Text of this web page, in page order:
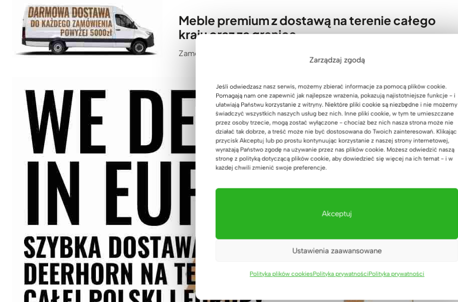
Zarządzaj zgodą
Jeśli odwiedzasz nasz serwis, możemy zbierać informacje za pomocą plików cookie.
Pomagają nam one zapewnić jak najlepsze wrażenia, pokazują najistotniejsze funkcje - i
ułatwiają Państwu korzystanie z witryny. Niektóre pliki cookie są niezbędne i nie możemy
świadczyć wszystkich naszych usług bez nich. Inne pliki cookie, w tym te umieszczane
przez osoby trzecie, mogą zostać wyłączone - chociaż bez nich nasza strona może nie
działać tak dobrze, a treść może nie być dostosowana do Twoich zainteresowań. Klikając
przycisk Akceptuj lub po prostu kontynuując korzystanie z naszej strony internetowej,
wyrażają Państwo zgodę na używanie przez nas plików cookie. Możesz odwiedzić naszą
stronę z polityką dotyczącą plików cookie, aby dowiedzieć się więcej na ich temat - i w
każdej chwili zmienić swoje preferencje.
Akceptuj
Ustawienia zaawansowane
Polityka plików cookiesPolityka prywatnościPolityka prywatności
Meble premium z dostawą na terenie całego
kraju oraz za granicę
Zamówienie realizujemy we wszystkich krajach europejskich